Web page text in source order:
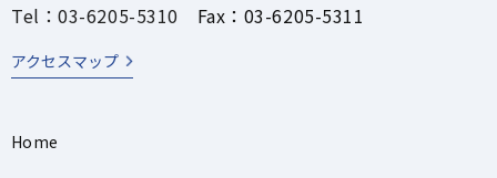
Tel：03-6205-5310 Fax：03-6205-5311
アクセスマップ
Home